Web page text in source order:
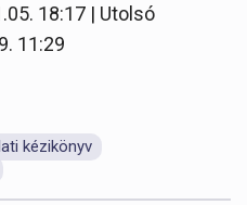
18:17 | Utolsó
11:29
kézikönyv